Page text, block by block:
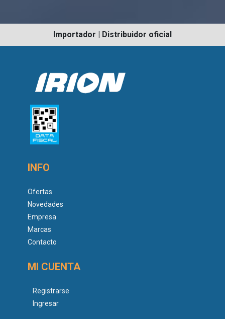
Importador | Distribuidor oficial
INFO
Ofertas
Novedades
Empresa
Marcas
Contacto
MI CUENTA
Registrarse
Ingresar